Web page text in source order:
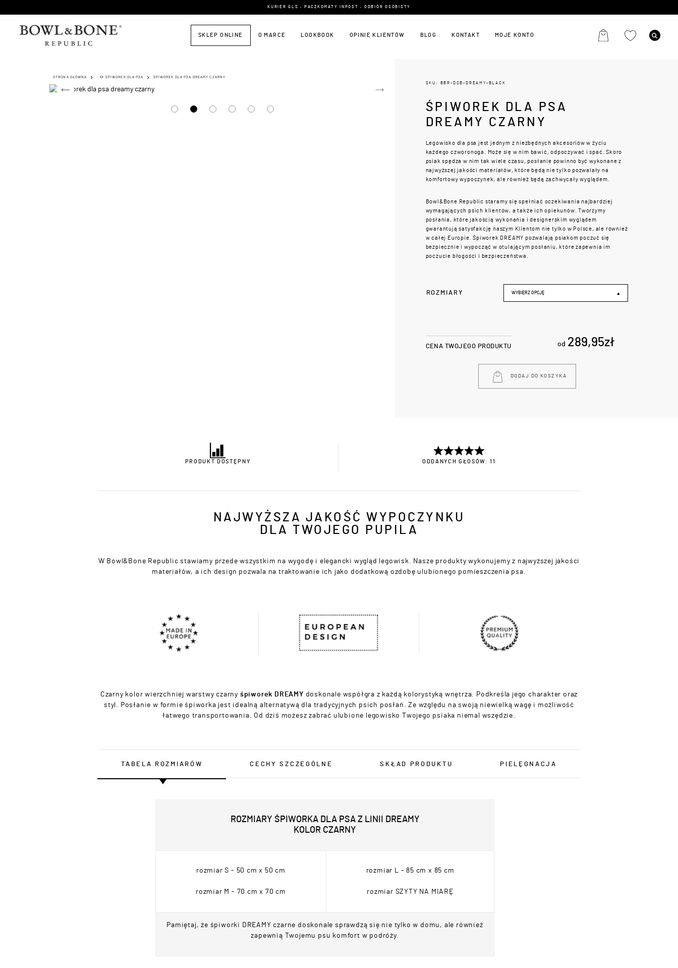
KURIER GLS • PACZKOMATY INPOST • ODBIÓR OSOBISTY
SKLEP ONLINE O MARCE LOOKBOOK OPINIE KLIENTÓW BLOG KONTAKT MOJE KONTO
STRONA GŁÓWNA 🐶 ŚPIWOREK DLA PSA ŚPIWOREK DLA PSA DREAMY CZARNY
SKU: BBR-DSB-DREAMY-BLACK
ŚPIWOREK DLA PSA
DREAMY CZARNY
Legowisko dla psa jest jednym z niezbędnych akcesoriów w życiu
każdego czworonoga. Może się w nim bawić, odpoczywać i spać. Skoro
psiak spędza w nim tak wiele czasu, posłanie powinno być wykonane z
najwyższej jakości materiałów, które będą nie tylko pozwalały na
komfortowy wypoczynek, ale również będą zachwycały wyglądem.
Bowl&Bone Republic staramy się spełniać oczekiwania najbardziej
wymagających psich klientów, a także ich opiekunów. Tworzymy
posłania, które jakością wykonania i designerskim wyglądem
gwarantują satysfakcję naszym Klientom nie tylko w Polsce, ale również
w całej Europie. Śpiworek DREAMY pozwalają psiakom poczuć się
bezpiecznie i wypocząć w otulającym posłaniu, które zapewnia im
poczucie błogości i bezpieczeństwa.
ROZMIARY WYBIERZ OPCJĘ
CENA TWOJEGO PRODUKTU od 289,95zł
DODAJ DO KOSZYKA
PRODUKT DOSTĘPNY ODDANYCH GŁOSÓW: 11
NAJWYŻSZA JAKOŚĆ WYPOCZYNKU
DLA TWOJEGO PUPILA
W Bowl&Bone Republic stawiamy przede wszystkim na wygodę i elegancki wygląd legowisk. Nasze produkty wykonujemy z najwyższej jakości
materiałów, a ich design pozwala na traktowanie ich jako dodatkową ozdobę ulubionego pomieszczenia psa.
Czarny kolor wierzchniej warstwy czarny śpiworek DREAMY doskonale współgra z każdą kolorystyką wnętrza. Podkreśla jego charakter oraz
styl. Posłanie w formie śpiworka jest idealną alternatywą dla tradycyjnych psich posłań. Ze względu na swoją niewielką wagę i możliwość
łatwego transportowania. Od dziś możesz zabrać ulubione legowisko Twojego psiaka niemal wszędzie.
TABELA ROZMIARÓW CECHY SZCZEGÓLNE SKŁAD PRODUKTU PIELĘGNACJA
ROZMIARY ŚPIWORKA DLA PSA Z LINII DREAMY
KOLOR CZARNY
rozmiar S - 50 cm x 50 cm
rozmiar M - 70 cm x 70 cm
rozmiar L - 85 cm x 85 cm
rozmiar SZYTY NA MIARĘ
Pamiętaj, że śpiworki DREAMY czarne doskonale sprawdzą się nie tylko w domu, ale również
zapewnią Twojemu psu komfort w podróży.